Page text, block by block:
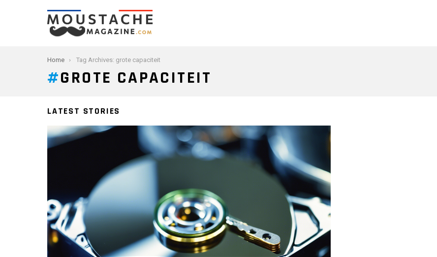
You are here:
Home Tag Archives: grote capaciteit
GROTE CAPACITEIT
LATEST STORIES